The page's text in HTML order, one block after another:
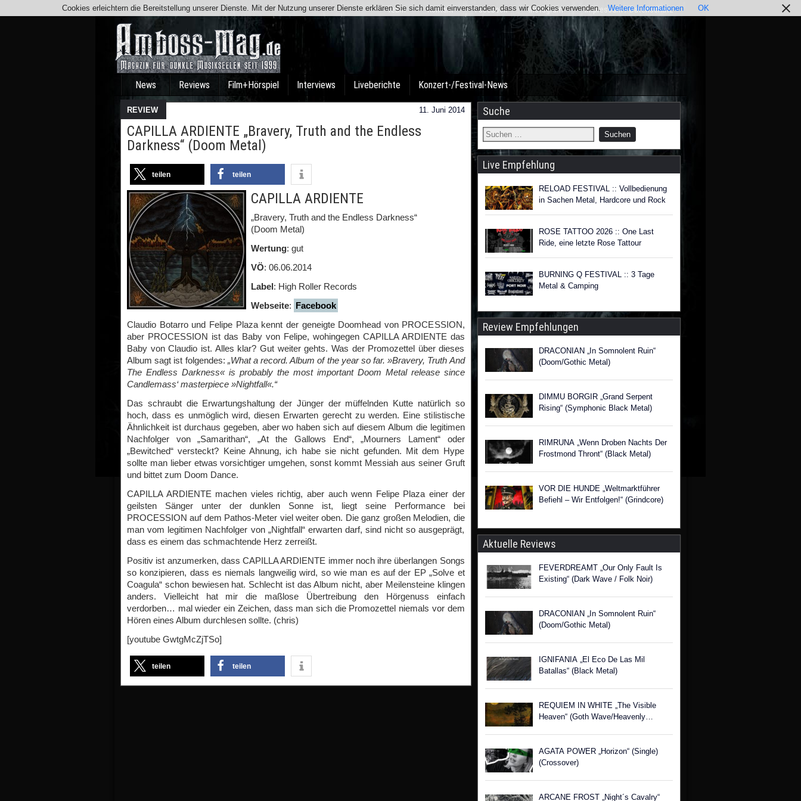
Team Kontakt Facebook Instagram Impressum / Datenschutz
News Reviews Film+Hörspiel Interviews Liveberichte Konzert-/Festival-News
REVIEW 11. Juni 2014
CAPILLA ARDIENTE „Bravery, Truth and the Endless
Darkness“ (Doom Metal)
teilen teilen
CAPILLA ARDIENTE
„Bravery, Truth and the Endless Darkness“
(Doom Metal)
Wertung: gut
VÖ: 06.06.2014
Label: High Roller Records
Webseite: Facebook
Claudio Botarro und Felipe Plaza kennt der geneigte Doomhead von PROCESSION,
aber PROCESSION ist das Baby von Felipe, wohingegen CAPILLA ARDIENTE das
Baby von Claudio ist. Alles klar? Gut weiter gehts. Was der Promozettel über dieses
Album sagt ist folgendes: „What a record. Album of the year so far. »Bravery, Truth And
The Endless Darkness« is probably the most important Doom Metal release since
Candlemass‘ masterpiece »Nightfall«.“
Das schraubt die Erwartungshaltung der Jünger der müffelnden Kutte natürlich so
hoch, dass es unmöglich wird, diesen Erwarten gerecht zu werden. Eine stilistische
Ähnlichkeit ist durchaus gegeben, aber wo haben sich auf diesem Album die legitimen
Nachfolger von „Samarithan“, „At the Gallows End“, „Mourners Lament“ oder
„Bewitched“ versteckt? Keine Ahnung, ich habe sie nicht gefunden. Mit dem Hype
sollte man lieber etwas vorsichtiger umgehen, sonst kommt Messiah aus seiner Gruft
und bittet zum Doom Dance.
CAPILLA ARDIENTE machen vieles richtig, aber auch wenn Felipe Plaza einer der
geilsten Sänger unter der dunklen Sonne ist, liegt seine Performance bei
PROCESSION auf dem Pathos-Meter viel weiter oben. Die ganz großen Melodien, die
man vom legitimen Nachfolger von „Nightfall“ erwarten darf, sind nicht so ausgeprägt,
dass es einem das schmachtende Herz zerreißt.
Positiv ist anzumerken, dass CAPILLA ARDIENTE immer noch ihre überlangen Songs
so konzipieren, dass es niemals langweilig wird, so wie man es auf der EP „Solve et
Coagula“ schon bewiesen hat. Schlecht ist das Album nicht, aber Meilensteine klingen
anders. Vielleicht hat mir die maßlose Übertreibung den Hörgenuss einfach
verdorben… mal wieder ein Zeichen, dass man sich die Promozettel niemals vor dem
Hören eines Album durchlesen sollte. (chris)
[youtube GwtgMcZjTSo]
teilen teilen
Suche
Live Empfehlung
RELOAD FESTIVAL :: Vollbedienung
in Sachen Metal, Hardcore und Rock
ROSE TATTOO 2026 :: One Last
Ride, eine letzte Rose Tattour
BURNING Q FESTIVAL :: 3 Tage
Metal & Camping
Review Empfehlungen
DRACONIAN „In Somnolent Ruin“
(Doom/Gothic Metal)
DIMMU BORGIR „Grand Serpent
Rising“ (Symphonic Black Metal)
RIMRUNA „Wenn Droben Nachts Der
Frostmond Thront“ (Black Metal)
VOR DIE HUNDE „Weltmarktführer
Befiehl – Wir Entfolgen!“ (Grindcore)
Aktuelle Reviews
FEVERDREAMT „Our Only Fault Is
Existing“ (Dark Wave / Folk Noir)
DRACONIAN „In Somnolent Ruin“
(Doom/Gothic Metal)
IGNIFANIA „El Eco De Las Mil
Batallas“ (Black Metal)
REQUIEM IN WHITE „The Visible
Heaven“ (Goth Wave/Heavenly
AGATA POWER „Horizon“ (Single)
(Crossover)
ARCANE FROST „Night´s Cavalry“
Cookies erleichtern die Bereitstellung unserer Dienste. Mit der Nutzung unserer Dienste erklären Sie sich damit einverstanden, dass wir Cookies verwenden. Weitere Informationen OK